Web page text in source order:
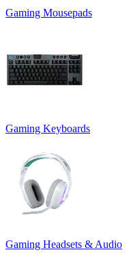
Gaming Mousepads
Gaming Keyboards
Gaming Headsets & Audio